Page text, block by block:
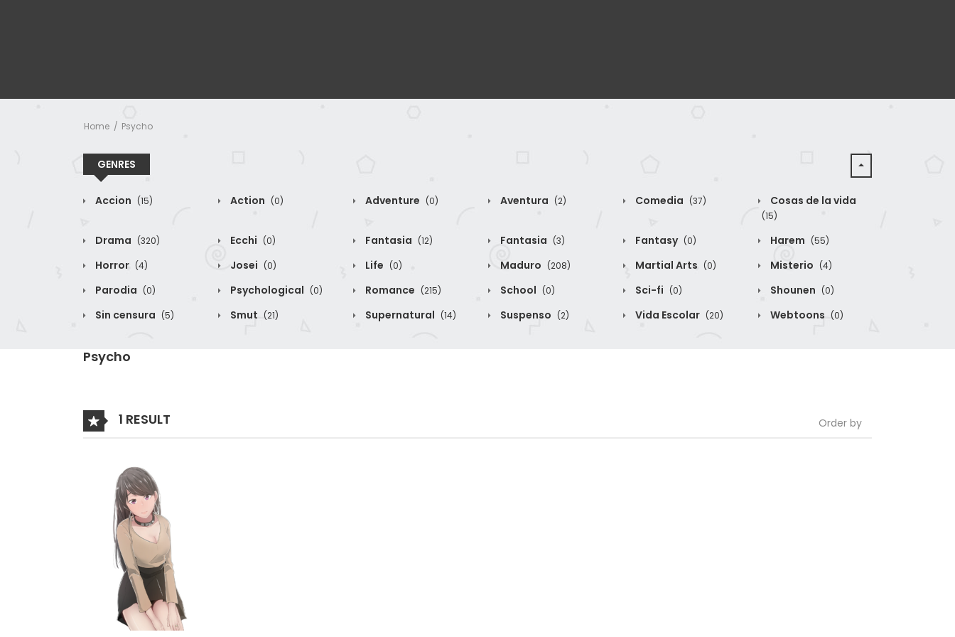
Home Psycho
GENRES
Accion (15) Action (0) Adventure (0) Aventura (2) Comedia (37) Cosas de la vida
(15)
Drama (320) Ecchi (0) Fantasia (12) Fantasia (3) Fantasy (0) Harem (55)
Horror (4) Josei (0) Life (0) Maduro (208) Martial Arts (0) Misterio (4)
Parodia (0) Psychological (0) Romance (215) School (0) Sci-fi (0) Shounen (0)
Sin censura (5) Smut (21) Supernatural (14) Suspenso (2) Vida Escolar (20) Webtoons (0)
Psycho
1 RESULT Order by